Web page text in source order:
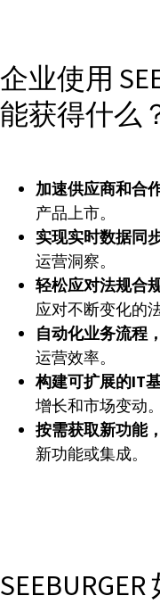
企业使用
能获得什么
加速供应商和合
产品上市。
实现实时数据同
运营洞察。
轻松应对法规合
应对不断变化的
自动化业务流程，
运营效率。
构建可扩展的IT
增长和市场变动。
按需获取新功能，
新功能或集成。